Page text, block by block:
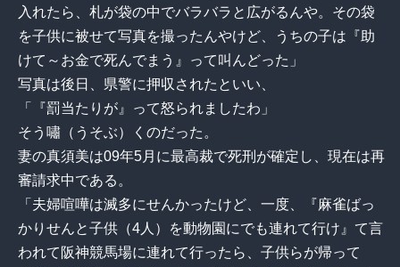
入れたら、札が袋の中でバラバラと広がるんや。その袋
を子供に被せて写真を撮ったんやけど、うちの子は『助
けて～お金で死んでまう』って叫んどった」
写真は後日、県警に押収されたといい、
「『罰当たりが』って怒られましたわ」
そう嘯（うそぶ）くのだった。
妻の真須美は09年5月に最高裁で死刑が確定し、現在は再
審請求中である。
「夫婦喧嘩は滅多にせんかったけど、一度、『麻雀ばっ
かりせんと子供（4人）を動物園にでも連れて行け』て言
われて阪神競馬場に連れて行ったら、子供らが帰って